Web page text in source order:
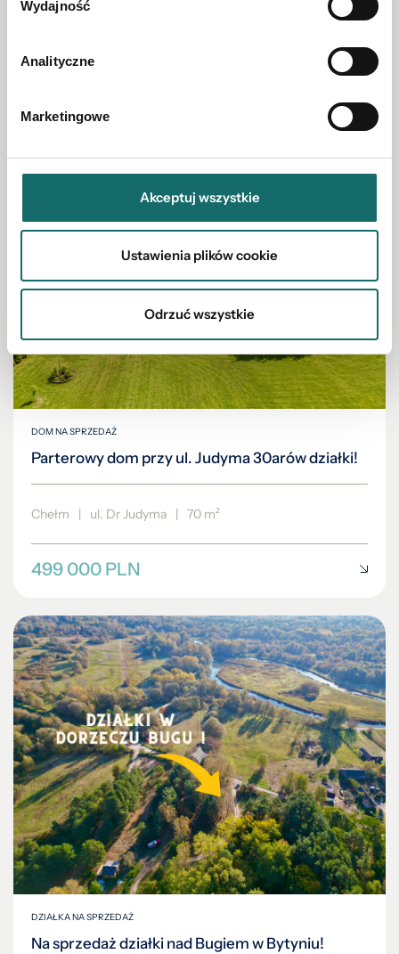
Wydajność
Analityczne
Marketingowe
Akceptuj wszystkie
Ustawienia plików cookie
Odrzuć wszystkie
DOM NA SPRZEDAŻ
193 000 PLN
DOM NA SPRZEDAŻ
Parterowy dom przy ul. Judyma 30arów działki!
Chełm | ul. Dr Judyma | 70 m²
499 000 PLN
DZIAŁKA NA SPRZEDAŻ
Na sprzedaż działki nad Bugiem w Bytyniu!